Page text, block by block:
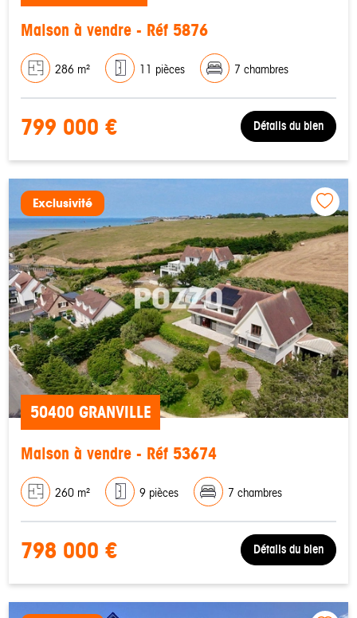
Maison à vendre - Réf 5876
286 m² 11 pièces 7 chambres
799 000 € Détails du bien
Exclusivité
50400 GRANVILLE
Maison à vendre - Réf 53674
260 m² 9 pièces 7 chambres
798 000 € Détails du bien